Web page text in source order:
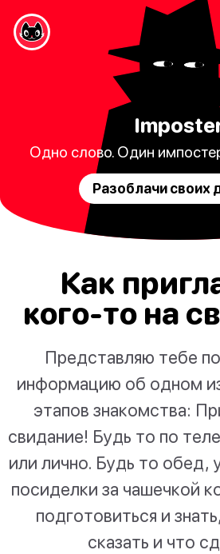
Одно слово. Один
Разоблачи своих
Как
кого-то на
Представляю тебе
информацию об одном
этапов знакомства:
свидание! Будь то по
или лично. Будь то обед,
посиделки за чашечкой
подготовиться и
сказать и что